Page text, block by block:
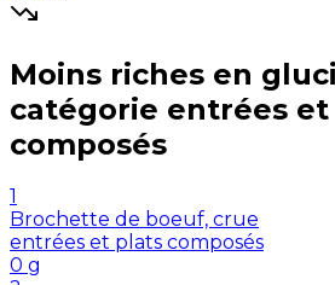
Moins riches en
catégorie entrées
composés
1
Brochette de boeuf, crue
entrées et plats composés
0 g